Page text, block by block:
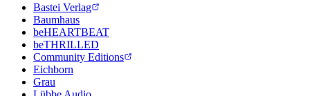
Bastei Verlag
Baumhaus
beHEARTBEAT
beTHRILLED
Community Editions
Eichborn
Grau